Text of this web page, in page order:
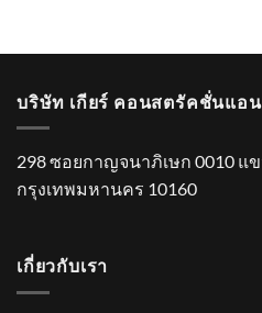
บริษัท เกียร์ คอนสตรัคชั่นแอ
298 ซอยกาญจนาภิเษก 0010 แ
กรุงเทพมหานคร 10160
เกี่ยวกับเรา